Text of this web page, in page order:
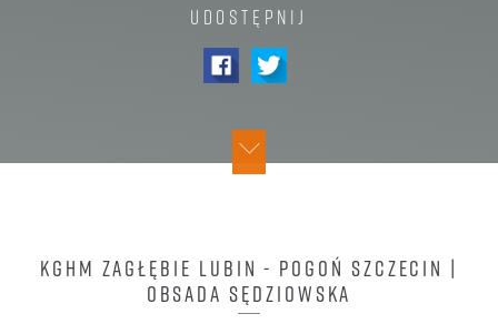
UDOSTĘPNIJ
KGHM ZAGŁĘBIE LUBIN - POGOŃ SZCZECIN |
OBSADA SĘDZIOWSKA